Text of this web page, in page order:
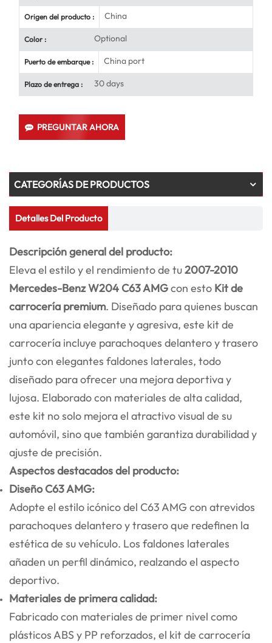
Origen del producto : China
Color : Optional
Puerto de embarque : China port
Plazo de entrega : 30 days
PREGUNTAR AHORA
CATEGORÍAS DE PRODUCTOS
Detalles Del Producto
Descripción general del producto:
Eleva el estilo y el rendimiento de tu2007-2010
Mercedes-Benz W204 C63 AMGcon esto Kit de
carrocería premium. Diseñado para quienes buscan
una apariencia elegante y agresiva, este kit de
carrocería incluye parachoques delantero y trasero
junto con elegantes faldones laterales, todo
diseñado para ofrecer una mejora deportiva y
lujosa. Elaborado con materiales de alta calidad,
este kit no solo mejora el atractivo visual de su
automóvil, sino que también garantiza durabilidad y
ajuste de precisión.
Aspectos destacados del producto:
Diseño C63 AMG:
Adopte el estilo icónico del C63 AMG con atrevidos
parachoques delantero y trasero que redefinen la
estética de su vehículo. Los faldones laterales
añaden un perfil dinámico, realzando el aspecto
deportivo.
Materiales de primera calidad:
Fabricado con materiales de primer nivel como
plásticos ABS y PP reforzados, el kit de carrocería